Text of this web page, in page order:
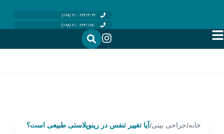
۲۶۴۱۳۰۲۴ - ۲۱ (۹۸+)
۲۶۴۱۱۶۵۰ - ۲۱ (۹۸+)
خانه/جراحی بینی/آیا تغییر تنفس در رینوپلاستی طبیعی است؟